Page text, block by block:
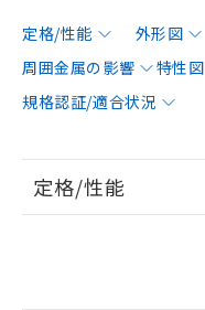
定格/性能 外形図
周囲金属の影響
特性図
規格認証/適合状況
定格/性能